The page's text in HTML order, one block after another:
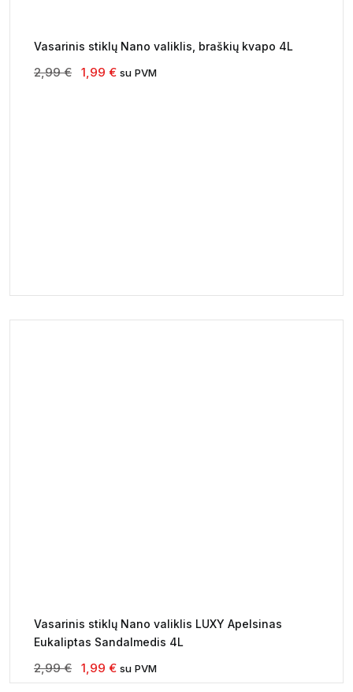
Vasarinis stiklų Nano valiklis, braškių kvapo 4L
2,99€
Original
1,99 €Current
su PVM
Vasarinis stiklų Nano valiklis LUXY Apelsinas
Eukaliptas Sandalmedis 4L
2,99€
Original
price
1,99 €Current
price
su PVM